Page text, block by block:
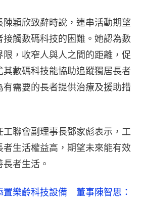
穎欣致辭時說，連串活動期望
接觸數碼科技的困難。她認為數
，收窄人與人之間的距離，促
數碼科技能協助追蹤獨居長者
有需要的長者提供治療及援助措
聯會副理事長鄧家彪表示，工
生活權益高，期望未來能有效
者生活。
置樂齡科技設備 董事陳智思：